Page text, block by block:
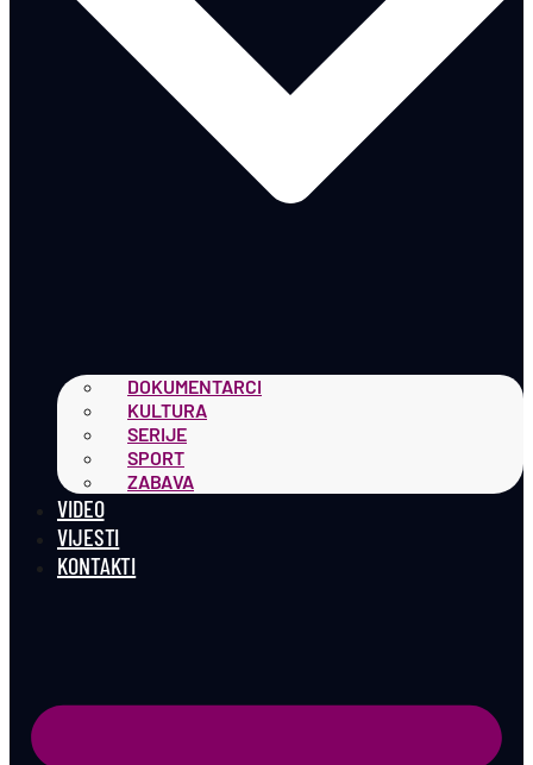
DOKUMENTARCI
KULTURA
SERIJE
SPORT
ZABAVA
VIDEO
VIJESTI
KONTAKTI